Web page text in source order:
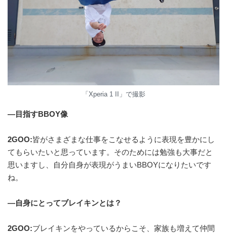
「Xperia 1 II」で撮影
—目指すBBOY像
2GOO:皆がさまざまな仕事をこなせるように表現を豊かにし
てもらいたいと思っています。そのためには勉強も大事だと
思いますし、自分自身が表現がうまいBBOYになりたいです
ね。
—自身にとってブレイキンとは？
2GOO:ブレイキンをやっているからこそ、家族も増えて仲間